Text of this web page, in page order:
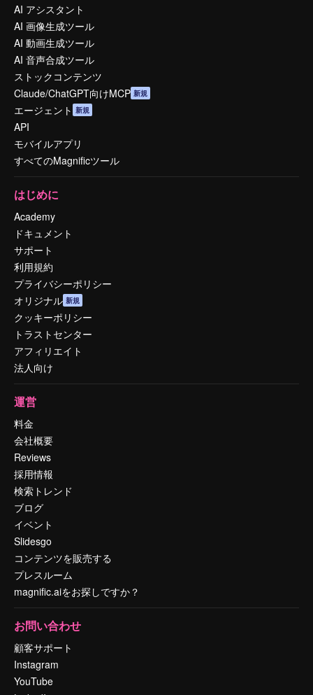
AI アシスタント
AI 画像生成ツール
AI 動画生成ツール
AI 音声合成ツール
ストックコンテンツ
Claude/ChatGPT向けMCP 新規
エージェント 新規
API
モバイルアプリ
すべてのMagnificツール
はじめに
Academy
ドキュメント
サポート
利用規約
プライバシーポリシー
オリジナル 新規
クッキーポリシー
トラストセンター
アフィリエイト
法人向け
運営
料金
会社概要
Reviews
採用情報
検索トレンド
ブログ
イベント
Slidesgo
コンテンツを販売する
プレスルーム
magnific.aiをお探しですか？
お問い合わせ
顧客サポート
Instagram
YouTube